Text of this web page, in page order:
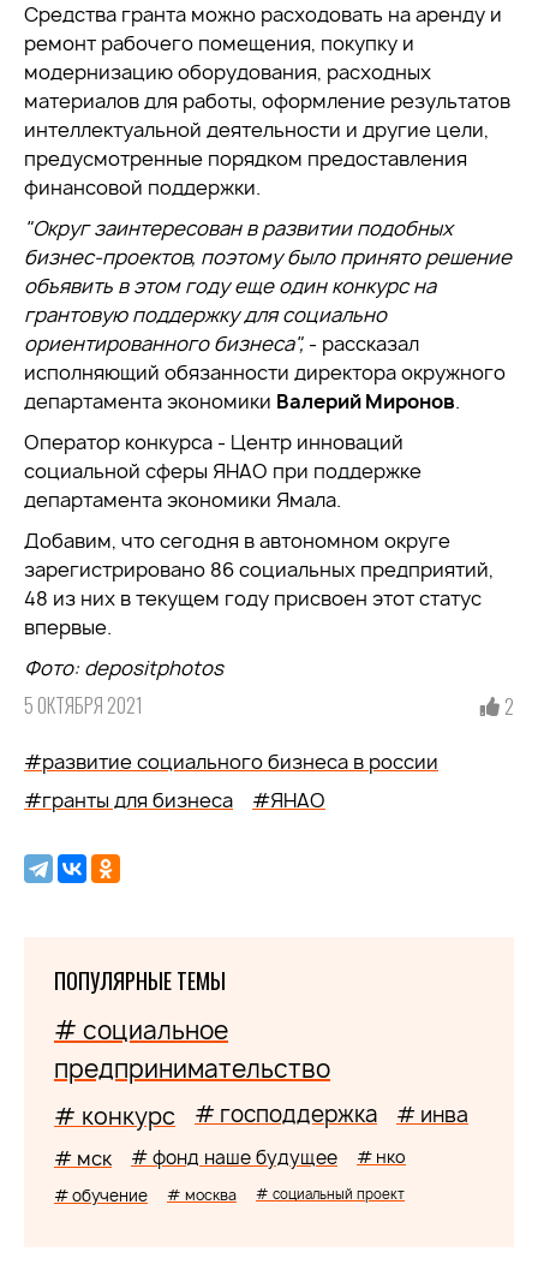
Средства гранта можно расходовать на аренду и
ремонт рабочего помещения, покупку и
модернизацию оборудования, расходных
материалов для работы, оформление результатов
интеллектуальной деятельности и другие цели,
предусмотренные порядком предоставления
финансовой поддержки.
"Округ заинтересован в развитии подобных
бизнес-проектов, поэтому было принято решение
объявить в этом году еще один конкурс на
грантовую поддержку для социально
ориентированного бизнеса", - рассказал
исполняющий обязанности директора окружного
департамента экономики Валерий Миронов.
Оператор конкурса - Центр инноваций
социальной сферы ЯНАО при поддержке
департамента экономики Ямала.
Добавим, что сегодня в автономном округе
зарегистрировано 86 социальных предприятий,
48 из них в текущем году присвоен этот статус
впервые.
Фото: depositphotos
5 ОКТЯБРЯ 2021 2
#развитие социального бизнеса в россии
#гранты для бизнеса
#ЯНАО
ПОПУЛЯРНЫЕ ТЕМЫ
# социальное
предпринимательство
# конкурс # господдержка # инва
# мск # фонд наше будущее # нко
# обучение # москва # социальный проект